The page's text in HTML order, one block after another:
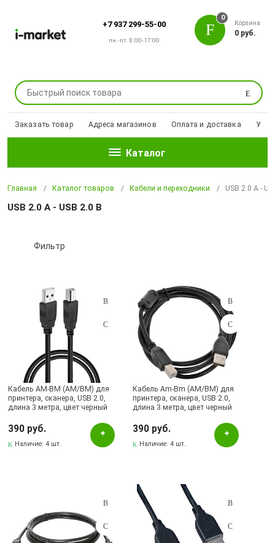
+7 937 299-55-00
пн.-пт. 8:00-17:00
Поиск
0
Корзина
0 руб.
Заказать товар Адреса магазинов Оплата и доставка
Каталог
Главная Каталог товаров Кабели и переходники USB 2.0 A -
USB 2.0 A - USB 2.0 B
Фильтр
Подбор параметров
Розничная цена
Perfeo
Кабель AM-BM (AM/BM) для
принтера, сканера, USB 2.0,
длина 3 метра, цвет черный
390 руб.
Наличие:4 шт.
Кабель Am-Bm (AM/BM) для
принтера, сканера, USB 2.0,
длина 3 метра, цвет черный
390 руб.
Наличие:4 шт.